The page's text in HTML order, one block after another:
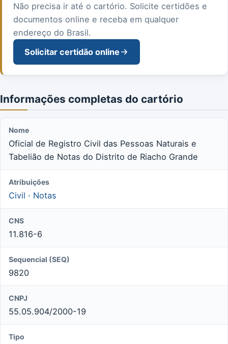
Não precisa ir até o cartório. Solicite certidões e
documentos online e receba em qualquer
endereço do Brasil.
Solicitar certidão online
Informações completas do cartório
Nome
Oficial de Registro Civil das Pessoas Naturais e
Tabelião de Notas do Distrito de Riacho Grande
Atribuições
Civil · Notas
CNS
11.816-6
Sequencial (SEQ)
9820
CNPJ
55.05.904/2000-19
Tipo